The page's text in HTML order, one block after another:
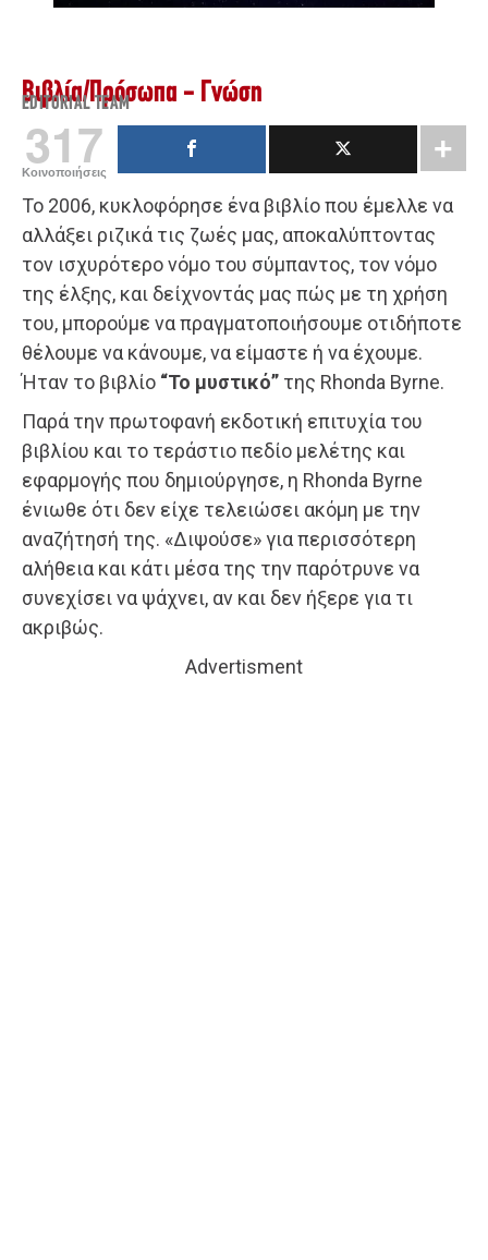
Βιβλία/Πρόσωπα - Γνώση
EDITORIAL TEAM
317
Κοινοποιήσεις
Το 2006, κυκλοφόρησε ένα βιβλίο που έμελλε να
αλλάξει ριζικά τις ζωές μας, αποκαλύπτοντας
τον ισχυρότερο νόμο του σύμπαντος, τον νόμο
της έλξης, και δείχνοντάς μας πώς με τη χρήση
του, μπορούμε να πραγματοποιήσουμε οτιδήποτε
θέλουμε να κάνουμε, να είμαστε ή να έχουμε.
Ήταν το βιβλίο “Το μυστικό” της Rhonda Byrne.
Παρά την πρωτοφανή εκδοτική επιτυχία του
βιβλίου και το τεράστιο πεδίο μελέτης και
εφαρμογής που δημιούργησε, η Rhonda Byrne
ένιωθε ότι δεν είχε τελειώσει ακόμη με την
αναζήτησή της. «Διψούσε» για περισσότερη
αλήθεια και κάτι μέσα της την παρότρυνε να
συνεχίσει να ψάχνει, αν και δεν ήξερε για τι
ακριβώς.
Advertisment